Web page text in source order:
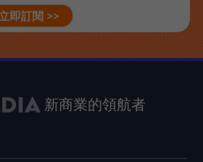
即訂閱 >>
新商業的領航者